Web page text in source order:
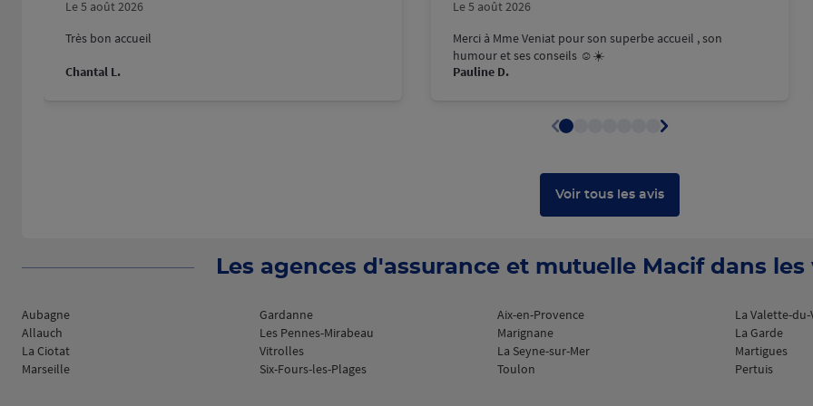
Le 5 août 2026
Très bon accueil
Chantal L.
Le 5 août 2026
Merci à Mme Veniat pour son superbe accueil , son
humour et ses conseils ☺️☀️
Pauline D.
Voir tous les avis
Les agences d'assurance et mutuelle Macif dans
Aubagne
Allauch
La Ciotat
Marseille
Gardanne
Les Pennes-Mirabeau
Vitrolles
Six-Fours-les-Plages
Aix-en-Provence
Marignane
La Seyne-sur-Mer
Toulon
La Valette-du-
La Garde
Martigues
Pertuis